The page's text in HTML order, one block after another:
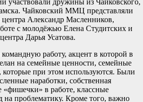
участвовали дружины из Чайковского,
Чайковский ММЦ представляли
центра Александр Масленников,
с молодёжью Елена Студитских и
Дарья Усатова.
работу, акцент в которой в
на семейные ценности, семейные
при этом используются. Были
наработки, собственная
«фишечки» в работе, классные
на проблематику. Кроме того, важно